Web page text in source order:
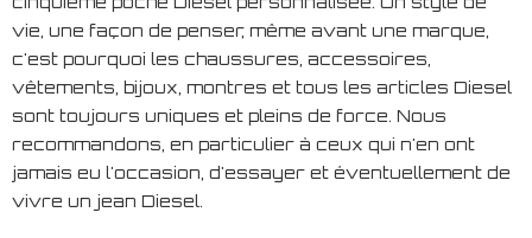
vie, une façon de penser, même avant une marque,
c'est pourquoi les chaussures, accessoires,
vêtements, bijoux, montres et tous les articles Diesel
sont toujours uniques et pleins de force. Nous
recommandons, en particulier à ceux qui n'en ont
jamais eu l'occasion, d'essayer et éventuellement de
vivre un jean Diesel.